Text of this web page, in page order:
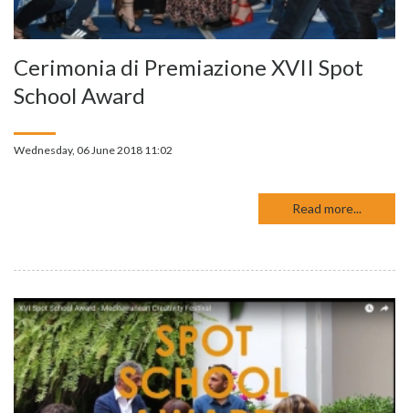
Cerimonia di Premiazione XVII Spot
School Award
Wednesday, 06 June 2018 11:02
Read more...